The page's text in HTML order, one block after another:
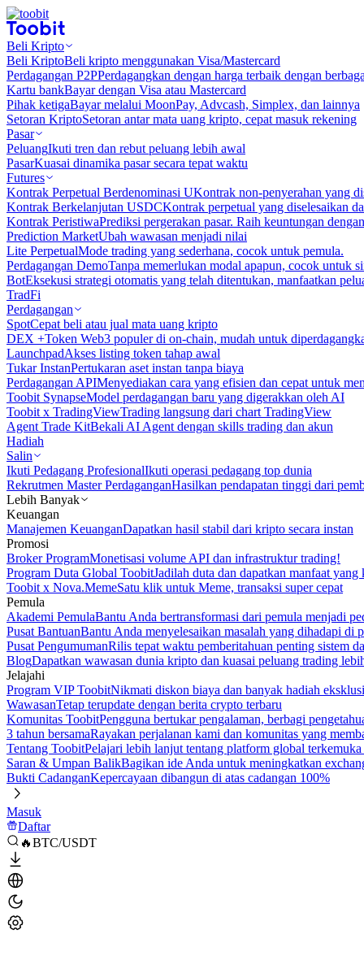
Beli Kripto
Beli KriptoBeli kripto menggunakan Visa/Mastercard
Perdagangan P2PPerdagangkan dengan harga terbaik dengan
Kartu bankBayar dengan Visa atau Mastercard
Pihak ketigaBayar melalui MoonPay, Advcash, Simplex, dan lainnya
Setoran KriptoSetoran antar mata uang kripto, cepat masuk rekening
Pasar
PeluangIkuti tren dan rebut peluang lebih awal
PasarKuasai dinamika pasar secara tepat waktu
Futures
Kontrak Perpetual Berdenominasi UKontrak non-penyerahan yang
Kontrak Berkelanjutan USDCKontrak perpetual yang diselesaikan
Kontrak PeristiwaPrediksi pergerakan pasar. Raih keuntungan
Prediction MarketUbah wawasan menjadi nilai
Lite PerpetualMode trading yang sederhana, cocok untuk pemula.
Perdagangan DemoTanpa memerlukan modal apapun, cocok untuk
BotEksekusi strategi otomatis yang telah ditentukan, manfaatkan
TradFi
Perdagangan
SpotCepat beli atau jual mata uang kripto
DEX +Token Web3 populer di on-chain, mudah untuk
LaunchpadAkses listing token tahap awal
Tukar InstanPertukaran aset instan tanpa biaya
Perdagangan APIMenyediakan cara yang efisien dan cepat untuk
Toobit SynapseModel perdagangan baru yang digerakkan oleh AI
Toobit x TradingViewTrading langsung dari chart TradingView
Agent Trade KitBekali AI Agent dengan skills trading dan akun
Hadiah
Salin
Ikuti Pedagang ProfesionalIkuti operasi pedagang top dunia
Rekrutmen Master PerdaganganHasilkan pendapatan tinggi dari
Lebih Banyak
Keuangan
Manajemen KeuanganDapatkan hasil stabil dari kripto secara instan
Promosi
Broker ProgramMonetisasi volume API dan infrastruktur trading!
Program Duta Global ToobitJadilah duta dan dapatkan manfaat
Toobit x Nova.MemeSatu klik untuk Meme, transaksi super cepat
Pemula
Akademi PemulaBantu Anda bertransformasi dari pemula menjadi
Pusat BantuanBantu Anda menyelesaikan masalah yang dihadapi di
Pusat PengumumanRilis tepat waktu pemberitahuan penting sistem
BlogDapatkan wawasan dunia kripto dan kuasai peluang trading
Jelajahi
Program VIP ToobitNikmati diskon biaya dan banyak hadiah
WawasanTetap terupdate dengan berita crypto terbaru
Komunitas ToobitPengguna bertukar pengalaman, berbagi
3 tahun bersamaRayakan perjalanan kami dan komunitas yang
Tentang ToobitPelajari lebih lanjut tentang platform global
Saran & Umpan BalikBagikan ide Anda untuk meningkatkan
Bukti CadanganKepercayaan dibangun di atas cadangan 100%
Masuk
Daftar
🔥BTC/USDT